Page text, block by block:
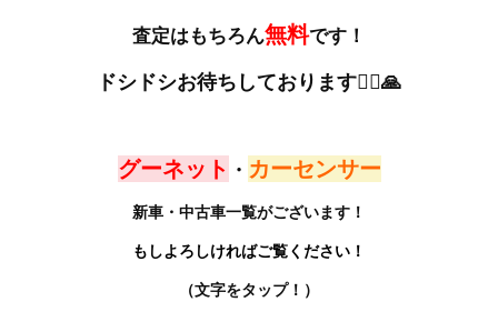
査定はもちろん無料です！
ドシドシお待ちしております🙇‍♀️🙏
グーネット ・ カーセンサー
新車・中古車一覧がございます！
もしよろしければご覧ください！
（文字をタップ！）